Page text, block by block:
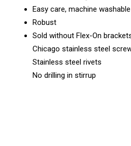
Easy care, machine washable
Robust
Sold without Flex-On
Chicago stainless steel
Stainless steel rivets
No drilling in stirrup